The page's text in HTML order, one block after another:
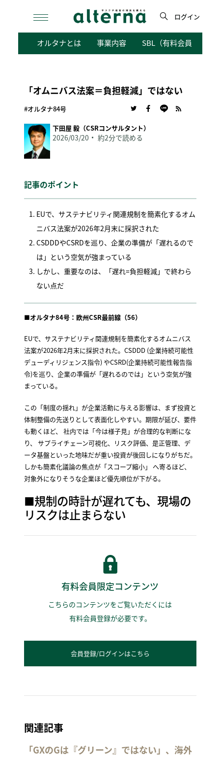
検
ログイン
オルタナとは 事業内容 SBL（有料会員向けサ
「オムニバス法案＝負担軽減」ではない
#オルタナ84号
下田屋 毅（CSRコンサルタント）
2026/03/20 約2分で読める
記事のポイント
EUで、サステナビリティ関連規制を簡素化するオム
ニバス法案が2026年2月末に採択された
CSDDDやCSRDを巡り、企業の準備が「遅れるので
は」という空気が強まっている
しかし、重要なのは、「遅れ=負担軽減」で終わら
ない点だ
■オルタナ84号：欧州CSR最前線（56）
EUで、サステナビリティ関連規制を簡素化するオムニバス
法案が2026年2月末に採択された。CSDDD (企業持続可能性
デューディリジェンス指令) やCSRD(企業持続可能性報告指
令)を巡り、企業の準備が「遅れるのでは」という空気が強
まっている。
この「制度の揺れ」が企業活動に与える影響は、まず投資と
体制整備の先送りとして表面化しやすい。期限が延び、要件
も動くほど、 社内では「今は様子見」が合理的な判断にな
り、 サプライチェーン可視化、リスク評価、是正管理、デ
ータ基盤といった地味だが重い投資が後回しになりがちだ。
しかも簡素化議論の焦点が「スコープ縮小」 へ寄るほど、
対象外になりそうな企業ほど優先順位が下がる。
■規制の時計が遅れても、現場の
リスクは止まらない
有料会員限定コンテンツ
こちらのコンテンツをご覧いただくには
有料会員登録が必要です。
会員登録/ログインはこちら
関連記事
「GXのGは『グリーン』ではない」、海外